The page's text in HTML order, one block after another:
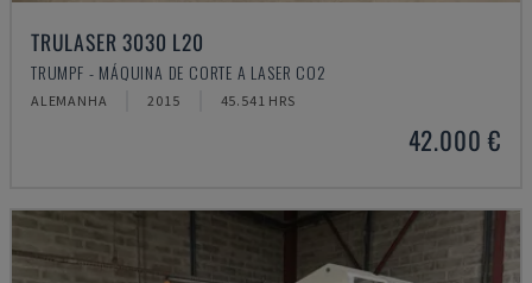
TRULASER 3030 L20
TRUMPF - MÁQUINA DE CORTE A LASER CO2
ALEMANHA 2015 45.541 HRS
42.000 €